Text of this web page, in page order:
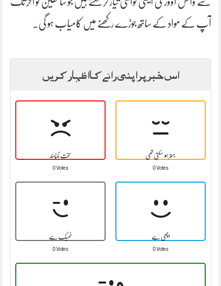
آپ کے مواد کے ساتھ جوڑے رکھنے میں کامیاب ہو گی۔
اس خبر پر اپنی رائے کا اظہار کریں
سخت نا پسند
0 Votes
بہتر ہو سکتی تھی
0 Votes
ٹھیک ہے
0 Votes
اچھی ہے
0 Votes